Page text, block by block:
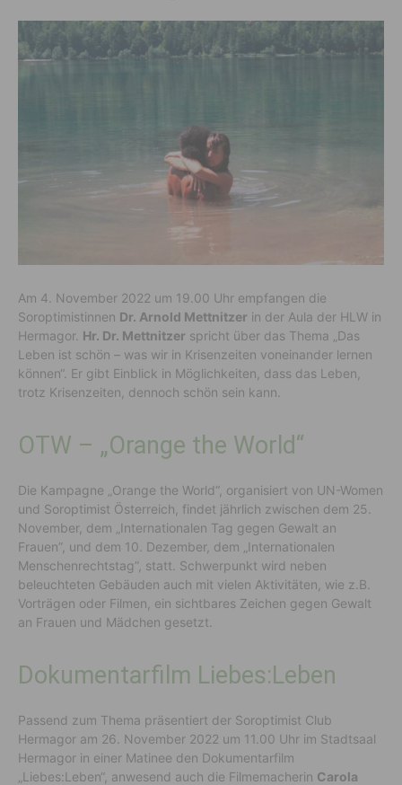
Am 4. November 2022 um 19.00 Uhr empfangen die
Soroptimistinnen Dr. Arnold Mettnitzer in der Aula der HLW in
Hermagor. Hr. Dr. Mettnitzer spricht über das Thema „Das
Leben ist schön – was wir in Krisenzeiten voneinander lernen
können“. Er gibt Einblick in Möglichkeiten, dass das Leben,
trotz Krisenzeiten, dennoch schön sein kann.
OTW – „Orange the World“
Die Kampagne „Orange the World“, organisiert von UN-Women
und Soroptimist Österreich, findet jährlich zwischen dem 25.
November, dem „Internationalen Tag gegen Gewalt an
Frauen”, und dem 10. Dezember, dem „Internationalen
Menschenrechtstag”, statt. Schwerpunkt wird neben
beleuchteten Gebäuden auch mit vielen Aktivitäten, wie z.B.
Vorträgen oder Filmen, ein sichtbares Zeichen gegen Gewalt
an Frauen und Mädchen gesetzt.
Dokumentarfilm Liebes:Leben
Passend zum Thema präsentiert der Soroptimist Club
Hermagor am 26. November 2022 um 11.00 Uhr im Stadtsaal
Hermagor in einer Matinee den Dokumentarfilm
„Liebes:Leben“, anwesend auch die Filmemacherin Carola